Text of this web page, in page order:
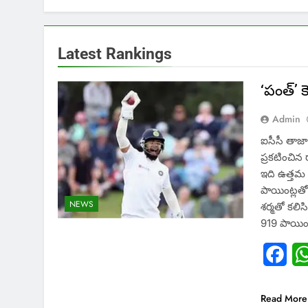
Latest Rankings
NEWS
‘పంత్’
Admin
ఐసీసీ తాజా
ఇది ఉత్తమ
శర్మతో
919
Read More